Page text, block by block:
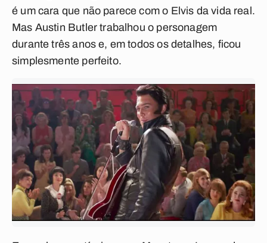
é um cara que não parece com o Elvis da vida real.
Mas Austin Butler trabalhou o personagem
durante três anos e, em todos os detalhes, ficou
simplesmente perfeito.